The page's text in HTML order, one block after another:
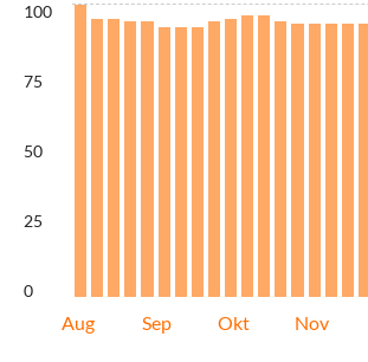
100
75
50
25
0
Aug Sep Okt Nov